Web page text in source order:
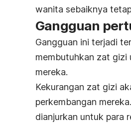
wanita sebaiknya
Gangguan
Gangguan ini terjadi
membutuhkan zat gizi
mereka.
Kekurangan zat gizi
perkembangan
dianjurkan untuk para